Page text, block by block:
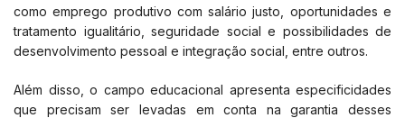
como emprego produtivo com salário justo, oportunidades e
tratamento igualitário, seguridade social e possibilidades de
desenvolvimento pessoal e integração social, entre outros.
Além disso, o campo educacional apresenta especificidades
que precisam ser levadas em conta na garantia desses